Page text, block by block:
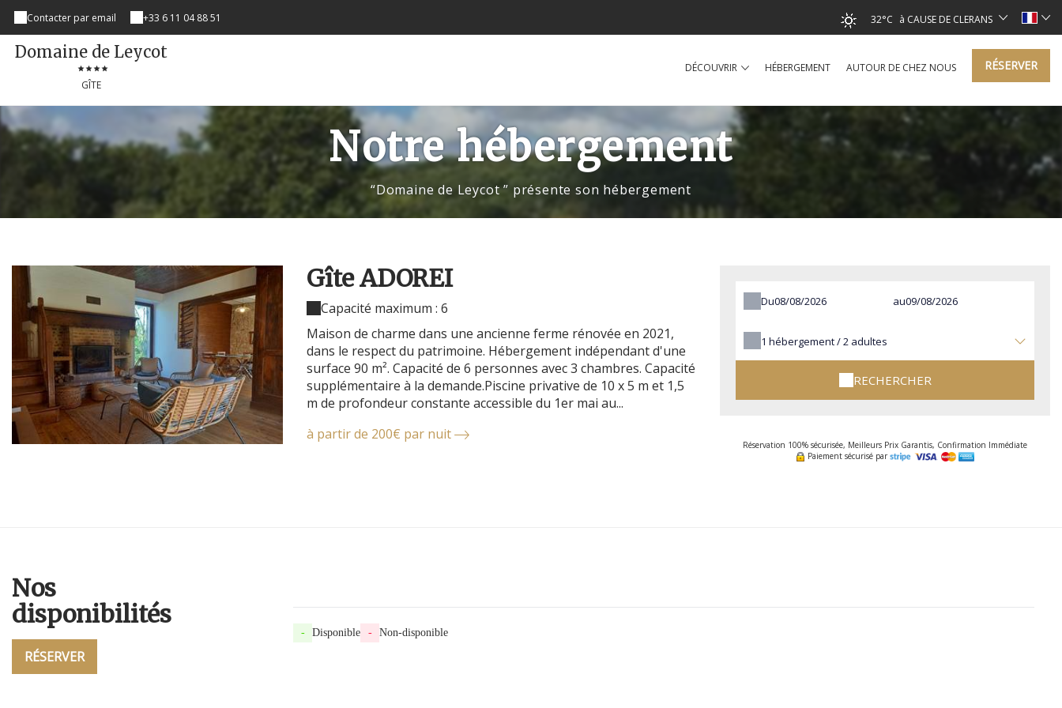
Contacter par email +33 6 11 04 88 51 32°C à CAUSE DE CLERANS
Domaine de Leycot
GÎTE
DÉCOUVRIR HÉBERGEMENT AUTOUR DE CHEZ NOUS RÉSERVER
Notre hébergement
“Domaine de Leycot ” présente son hébergement
Gîte ADOREI
Capacité maximum : 6
Maison de charme dans une ancienne ferme rénovée en 2021,
dans le respect du patrimoine. Hébergement indépendant d'une
surface 90 m². Capacité de 6 personnes avec 3 chambres. Capacité
supplémentaire à la demande.Piscine privative de 10 x 5 m et 1,5
m de profondeur constante accessible du 1er mai au...
à partir de 200€ par nuit
Du au
1 hébergement /2 adultes
RECHERCHER
Réservation 100% sécurisée, Meilleurs Prix Garantis, Confirmation Immédiate
Paiement sécurisé par
Nos
disponibilités
RÉSERVER
- Disponible - Non-disponible